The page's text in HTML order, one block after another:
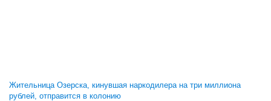
Жительница Озерска, кинувшая наркодилера на три миллиона
рублей, отправится в колонию